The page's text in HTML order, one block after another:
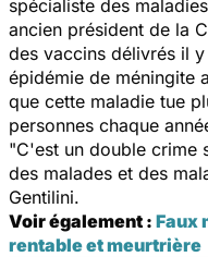
spécialiste des
ancien président de la
des vaccins délivrés il
épidémie de méningite
que cette maladie tue
personnes chaque
"C'est un double crime
des malades et des
Gentilini.
Voir également : Faux
rentable et meurtrière